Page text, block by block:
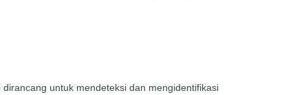
untuk mendeteksi dan mengidentifikasi